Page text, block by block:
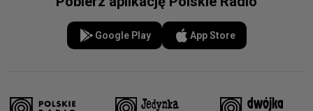
Google Play App Store